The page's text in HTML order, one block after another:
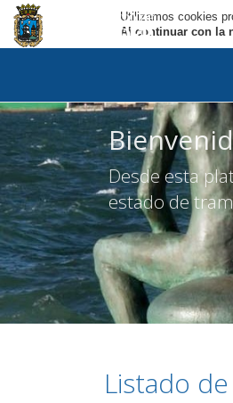
Utilizamos cookies
Al continuar con la
Desde esta
estado de
Listado